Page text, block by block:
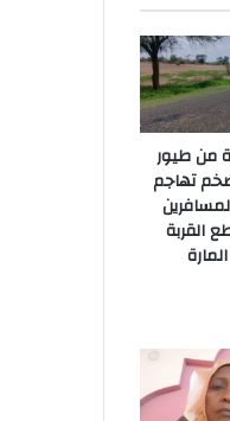
من طيور
تهاجم
القربة